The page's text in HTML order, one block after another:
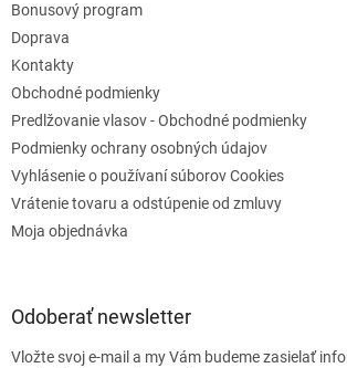
Bonusový program
Doprava
Kontakty
Obchodné podmienky
Predlžovanie vlasov - Obchodné podmienky
Podmienky ochrany osobných údajov
Vyhlásenie o používaní súborov Cookies
Vrátenie tovaru a odstúpenie od zmluvy
Moja objednávka
Odoberať newsletter
Vložte svoj e-mail a my Vám budeme zasielať